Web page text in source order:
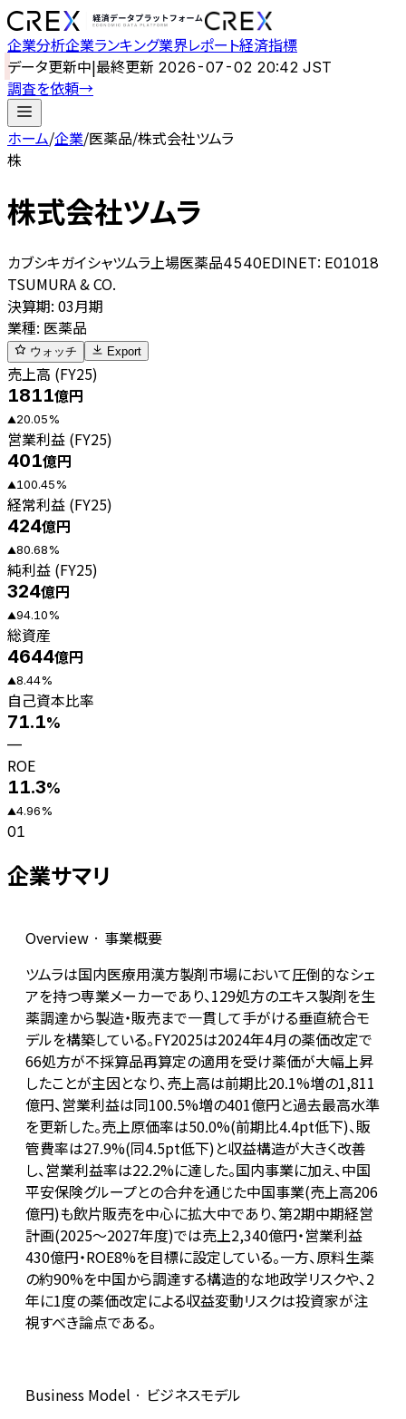
企業分析企業ランキング業界レポート経済指標
データ更新中|最終更新 2026-07-02 20:42 JST
調査を依頼→
ホーム/企業/医薬品/株式会社ツムラ
株
株式会社ツムラ
カブシキガイシャツムラ 上場医薬品4540EDINET: E01018
TSUMURA & CO.
決算期: 03月期
業種: 医薬品
ウォッチ Export
売上高 (FY25)
1811億円
▲20.05%
営業利益 (FY25)
401億円
▲100.45%
経常利益 (FY25)
424億円
▲80.68%
純利益 (FY25)
324億円
▲94.10%
総資産
4644億円
▲8.44%
自己資本比率
71.1%
—
ROE
11.3%
▲4.96%
01
企業サマリ
Overview · 事業概要
ツムラは国内医療用漢方製剤市場において圧倒的なシェ
アを持つ専業メーカーであり、129処方のエキス製剤を生
薬調達から製造・販売まで一貫して手がける垂直統合モ
デルを構築している。FY2025は2024年4月の薬価改定で
66処方が不採算品再算定の適用を受け薬価が大幅上昇
したことが主因となり、売上高は前期比20.1%増の1,811
億円、営業利益は同100.5%増の401億円と過去最高水準
を更新した。売上原価率は50.0%(前期比4.4pt低下)、販
管費率は27.9%(同4.5pt低下)と収益構造が大きく改善
し、営業利益率は22.2%に達した。国内事業に加え、中国
平安保険グループとの合弁を通じた中国事業(売上高206
億円)も飲片販売を中心に拡大中であり、第2期中期経営
計画(2025〜2027年度)では売上2,340億円・営業利益
430億円・ROE8%を目標に設定している。一方、原料生薬
の約90%を中国から調達する構造的な地政学リスクや、2
年に1度の薬価改定による収益変動リスクは投資家が注
視すべき論点である。
Business Model · ビジネスモデル